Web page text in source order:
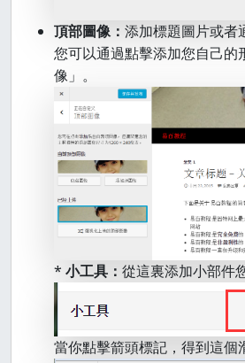
頂部圖像： 添加標題圖片或者
您可以通過點擊添加您自己的
像」。
* 小工具： 從這裏添加小部件
當你點擊箭頭標記，得到這個